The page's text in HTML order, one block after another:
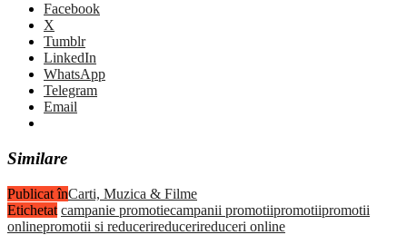
Facebook
X
Tumblr
LinkedIn
WhatsApp
Telegram
Email
Similare
Publicat înCarti, Muzica & Filme
Etichetat campanie promotiecampanii promotiipromotiipromotii
onlinepromotii si reducerireducerireduceri online